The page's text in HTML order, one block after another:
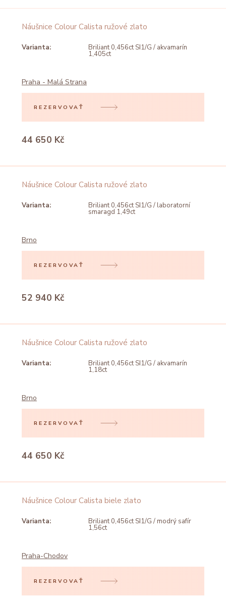
Náušnice Colour Calista ružové zlato
Varianta: Briliant 0,456ct SI1/G / akvamarín
1,405ct
Praha - Malá Strana
REZERVOVAŤ
44 650 Kč
Náušnice Colour Calista ružové zlato
Varianta: Briliant 0,456ct SI1/G / laboratorní
smaragd 1,49ct
Brno
REZERVOVAŤ
52 940 Kč
Náušnice Colour Calista ružové zlato
Varianta: Briliant 0,456ct SI1/G / akvamarín
1,18ct
Brno
REZERVOVAŤ
44 650 Kč
Náušnice Colour Calista biele zlato
Varianta: Briliant 0,456ct SI1/G / modrý safír
1,56ct
Praha-Chodov
REZERVOVAŤ